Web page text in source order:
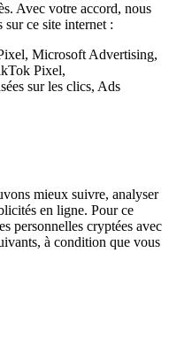
Avec votre accord, nous
sur ce site internet :
Microsoft Advertising,
Pixel,
sur les clics, Ads
mieux suivre, analyser
en ligne. Pour ce
personnelles cryptées avec
à condition que vous